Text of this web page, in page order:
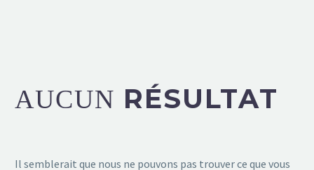
AUCUN RÉSULTAT
Il semblerait que nous ne pouvons pas trouver ce que vous